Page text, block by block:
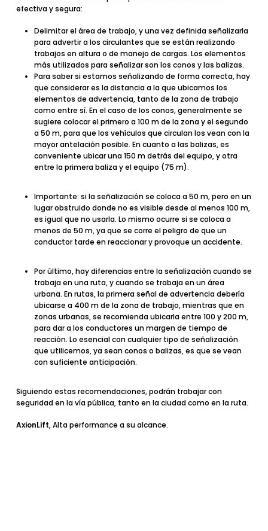
efectiva y segura:
Delimitar el área de trabajo, y una vez definida señalizarla
para advertir a los circulantes que se están realizando
trabajos en altura o de manejo de cargas. Los elementos
más utilizados para señalizar son los conos y las balizas.
Para saber si estamos señalizando de forma correcta, hay
que considerar es ladistanciaa la que ubicamos los
elementos de advertencia, tanto de la zona de trabajo
como entre sí. En el caso de los conos, generalmente se
sugiere colocar el primero a 100 m de la zona y el segundo
a 50 m, para que los vehículos que circulan los vean con la
mayor antelación posible. En cuanto a las balizas, es
conveniente ubicar una 150 m detrás del equipo, y otra
entre la primera baliza y el equipo (75 m).
Importante: si la señalización se coloca a 50 m, pero en un
lugar obstruido donde no es visible desde al menos 100 m,
es igual que no usarla. Lo mismo ocurre si se coloca a
menos de 50 m, ya que se corre el peligro de que un
conductor tarde en reaccionar y provoque un accidente.
Por último, haydiferencias entre la señalización cuando se
trabaja en unaruta, y cuando se trabaja en unárea
urbana. En rutas, la primera señal de advertencia debería
ubicarse a 400 m de la zona de trabajo, mientras que en
zonas urbanas, se recomienda ubicarla entre 100 y 200 m,
para dar a los conductores un margen de tiempo de
reacción. Lo esencial con cualquier tipo de señalización
que utilicemos, ya sean conos o balizas, es que se vean
con suficiente anticipación.
Siguiendo estas recomendaciones, podrán trabajar con
seguridad en la vía pública, tanto en la ciudad como en la ruta.
AxionLift, Alta performance a su alcance.